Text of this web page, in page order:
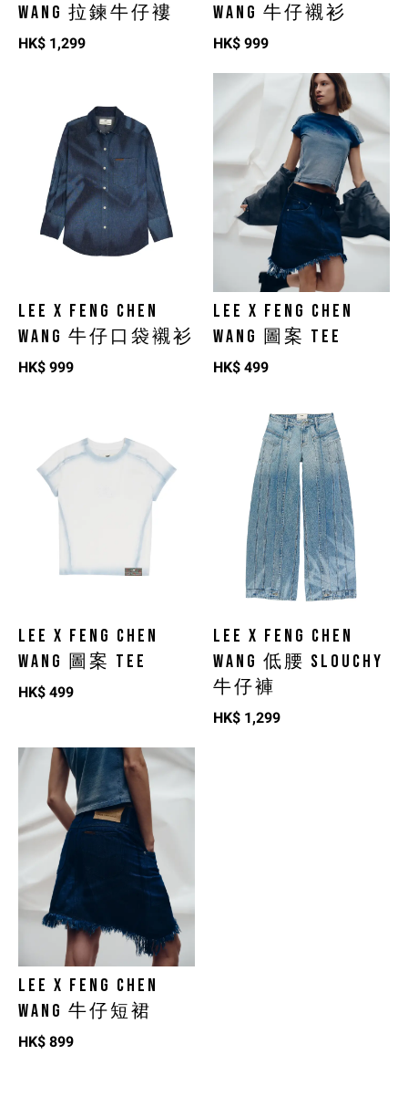
WANG 拉鍊牛仔褸
HK$ 1,299
WANG 牛仔襯衫
HK$ 999
LEE X FENG CHEN
WANG 牛仔口袋襯衫
HK$ 999
LEE X FENG CHEN
WANG 圖案 TEE
HK$ 499
LEE X FENG CHEN
WANG 圖案 TEE
HK$ 499
LEE X FENG CHEN
WANG 低腰 SLOUCHY
牛仔褲
HK$ 1,299
LEE X FENG CHEN
WANG 牛仔短裙
HK$ 899